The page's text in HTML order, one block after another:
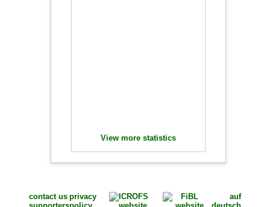
View more statistics
contact us privacy
auf